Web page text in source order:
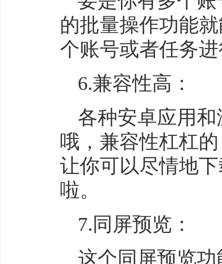
的批量操作功能
个账号或者任务
6.兼容性高：
各种安卓应用
哦，兼容性杠杠
让你可以尽情地
啦。
7.同屏预览：
这个同屏预览